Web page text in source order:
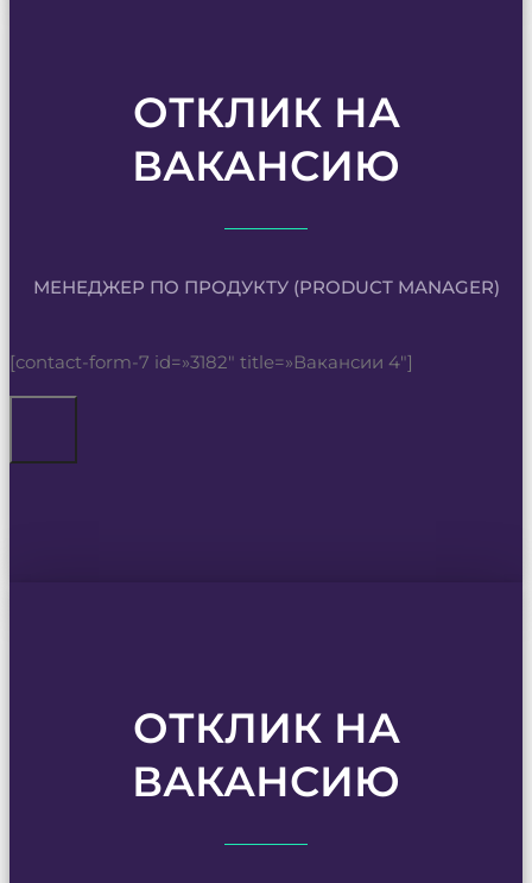
ОТКЛИК НА
ВАКАНСИЮ
МЕНЕДЖЕР ПО ПРОДУКТУ (PRODUCT MANAGER)
[contact-form-7 id=»3182″ title=»Вакансии 4″]
ОТКЛИК НА
ВАКАНСИЮ